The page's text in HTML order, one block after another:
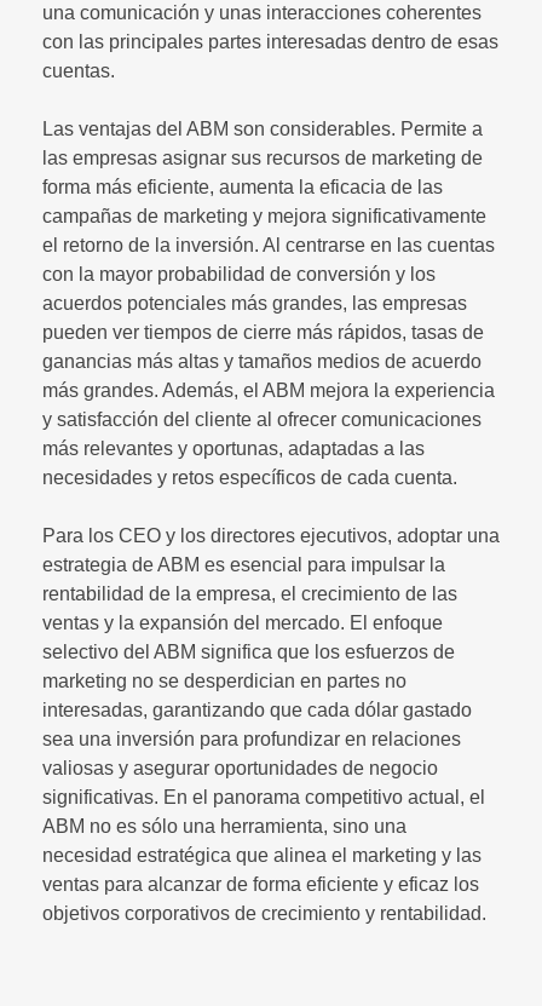
una comunicación y unas interacciones coherentes
con las principales partes interesadas dentro de esas
cuentas.
Las ventajas del ABM son considerables. Permite a
las empresas asignar sus recursos de marketing de
forma más eficiente, aumenta la eficacia de las
campañas de marketing y mejora significativamente
el retorno de la inversión. Al centrarse en las cuentas
con la mayor probabilidad de conversión y los
acuerdos potenciales más grandes, las empresas
pueden ver tiempos de cierre más rápidos, tasas de
ganancias más altas y tamaños medios de acuerdo
más grandes. Además, el ABM mejora la experiencia
y satisfacción del cliente al ofrecer comunicaciones
más relevantes y oportunas, adaptadas a las
necesidades y retos específicos de cada cuenta.
Para los CEO y los directores ejecutivos, adoptar una
estrategia de ABM es esencial para impulsar la
rentabilidad de la empresa, el crecimiento de las
ventas y la expansión del mercado. El enfoque
selectivo del ABM significa que los esfuerzos de
marketing no se desperdician en partes no
interesadas, garantizando que cada dólar gastado
sea una inversión para profundizar en relaciones
valiosas y asegurar oportunidades de negocio
significativas. En el panorama competitivo actual, el
ABM no es sólo una herramienta, sino una
necesidad estratégica que alinea el marketing y las
ventas para alcanzar de forma eficiente y eficaz los
objetivos corporativos de crecimiento y rentabilidad.